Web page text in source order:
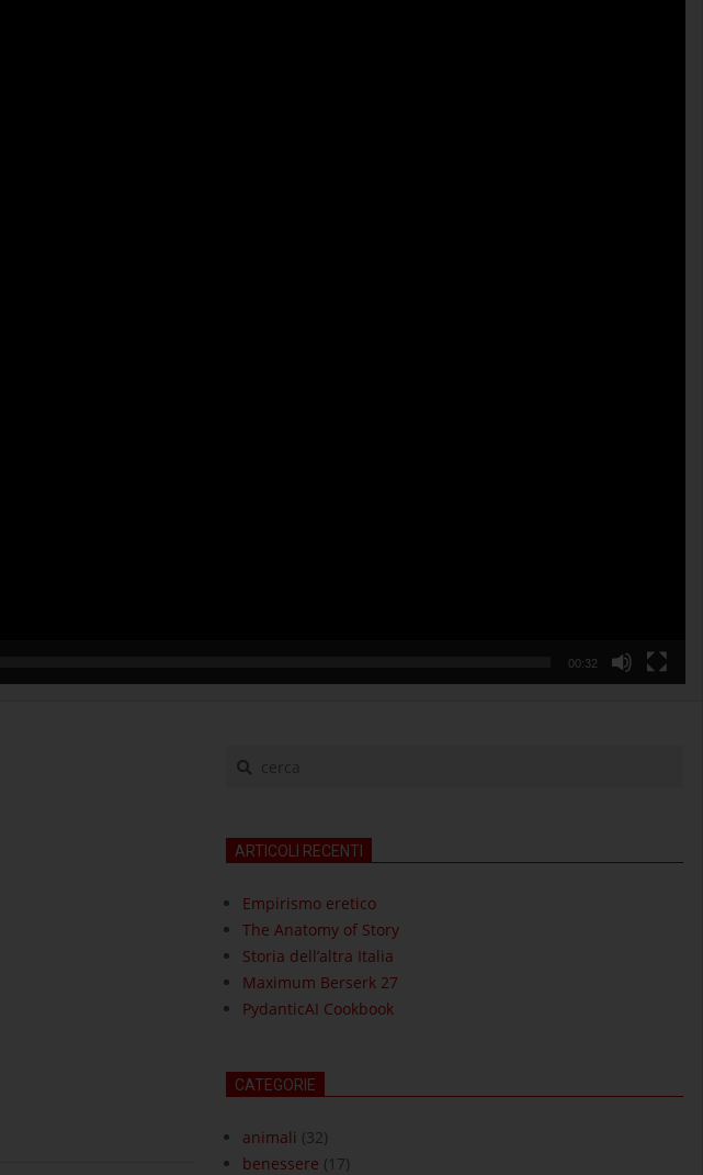
00:32
cerca
ARTICOLI RECENTI
Empirismo eretico
The Anatomy of Story
Storia dell’altra Italia
Maximum Berserk 27
PydanticAI Cookbook
CATEGORIE
animali (32)
benessere (17)